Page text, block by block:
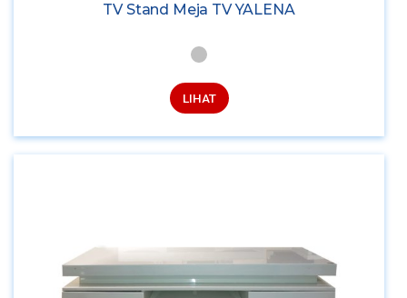
TV Stand Meja TV YALENA
LIHAT